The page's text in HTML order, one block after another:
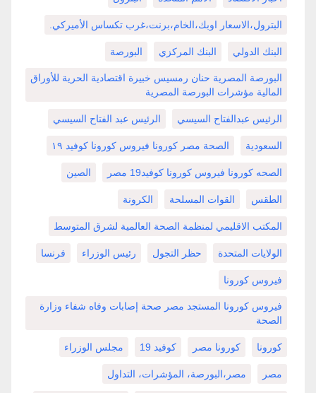
البترول،الاسعار اوبك،الخام،برنت،غرب تكساس الأميركي.
البنك الدولي البنك المركزي البورصة
البورصة المصرية حنان رمسيس خبيرة اقتصادية الحرية للأوراق
المالية مؤشرات البورصة المصرية
الرئيس عبدالفتاح السيسي الرئيس عبد الفتاح السيسي
السعودية الصحة مصر كورونا فيروس كورونا كوفيد ١٩
الصحه كورونا فيروس كورونا كوفيد19 مصر الصين
الطقس القوات المسلحة الكرونة
المكتب الاقليمي لمنظمة الصحة العالمية لشرق المتوسط
الولايات المتحدة حظر التجول رئيس الوزراء فرنسا
فيروس كورونا
فيروس كورونا المستجد مصر صحة إصابات وفاه شفاء وزارة
الصحة
كورونا كورونا مصر كوفيد 19 مجلس الوزراء
مصر مصر،البورصة، المؤشرات، التداول